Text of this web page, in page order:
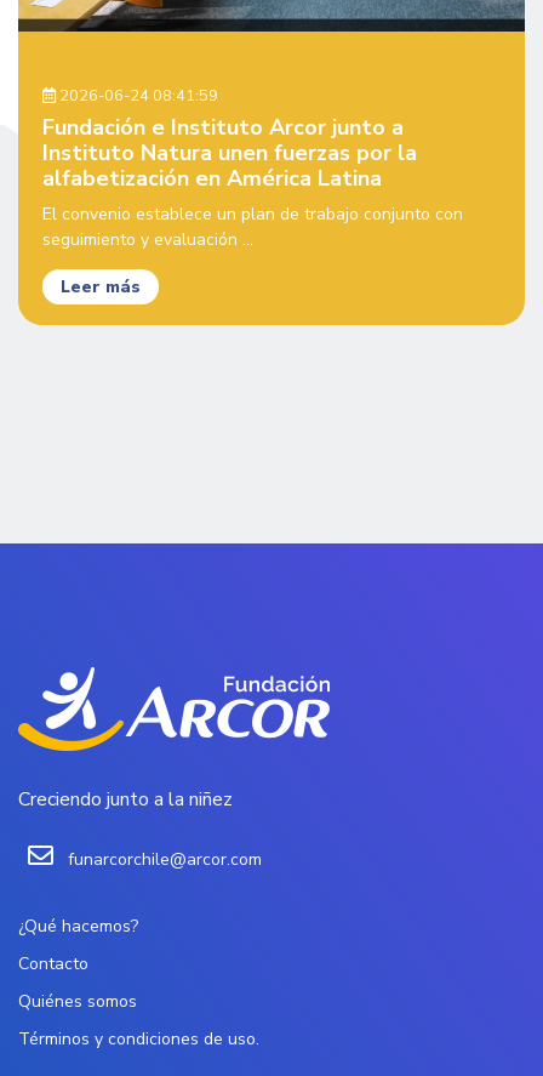
2026-06-24 08:41:59
Fundación e Instituto Arcor junto a
Instituto Natura unen fuerzas por la
alfabetización en América Latina
El convenio establece un plan de trabajo conjunto con
seguimiento y evaluación ...
Leer más
Creciendo junto a la niñez
funarcorchile@arcor.com
¿Qué hacemos?
Contacto
Quiénes somos
Términos y condiciones de uso.